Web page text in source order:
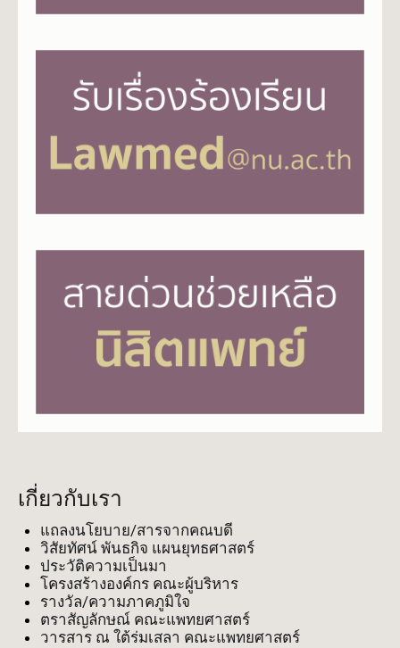
เกี่ยวกับเรา
แถลงนโยบาย/สารจากคณบดี
วิสัยทัศน์ พันธกิจ แผนยุทธศาสตร์
ประวัติความเป็นมา
โครงสร้างองค์กร คณะผู้บริหาร
รางวัล/ความภาคภูมิใจ
ตราสัญลักษณ์ คณะแพทยศาสตร์
วารสาร ณ ใต้ร่มเสลา คณะแพทยศาสตร์